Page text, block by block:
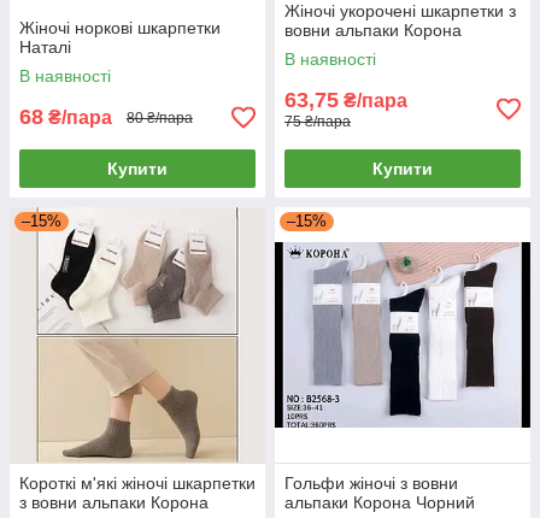
Жіночі норкові шкарпетки
Наталі
В наявності
68 ₴/пара 80 ₴/пара
Купити
Жіночі укорочені шкарпетки з
вовни альпаки Корона
В наявності
63,75 ₴/пара
75 ₴/пара
Купити
–15%
Короткі м'які жіночі шкарпетки
з вовни альпаки Корона
–15%
Гольфи жіночі з вовни
альпаки Корона Чорний